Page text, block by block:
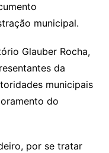
municipal.
Glauber Rocha,
da
municipais
do
por se tratar